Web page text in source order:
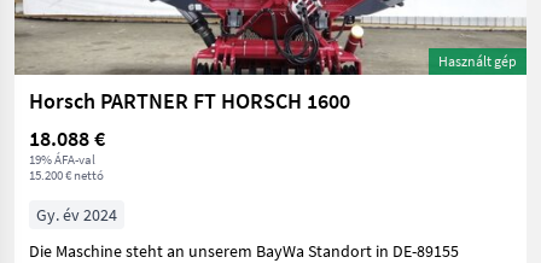
Használt gép
Horsch PARTNER FT HORSCH 1600
18.088 €
19% ÁFA-val
15.200 € nettó
Gy. év 2024
Die Maschine steht an unserem BayWa Standort in DE-89155